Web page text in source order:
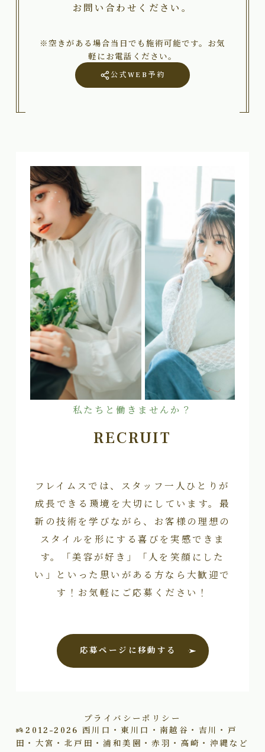
お問い合わせください。
※空きがある場合当日でも施術可能です。お気
軽にお電話ください。
公式WEB予約
私たちと働きませんか？
RECRUIT
フレイムスでは、スタッフ一人ひとりが
成長できる環境を大切にしています。最
新の技術を学びながら、お客様の理想の
スタイルを形にする喜びを実感できま
す。「美容が好き」「人を笑顔にした
い」といった思いがある方なら大歓迎で
す！お気軽にご応募ください！
応募ページに移動する
プライバシーポリシー
2012–2026 西川口・東川口・南越谷・吉川・戸
田・大宮・北戸田・浦和美園・赤羽・高崎・沖縄など